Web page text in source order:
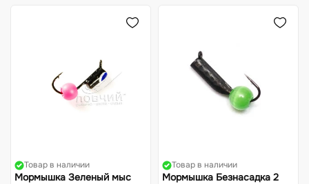
Товар в наличии
Мормышка Зеленый мыс
Товар в наличии
Мормышка Безнасадка 2